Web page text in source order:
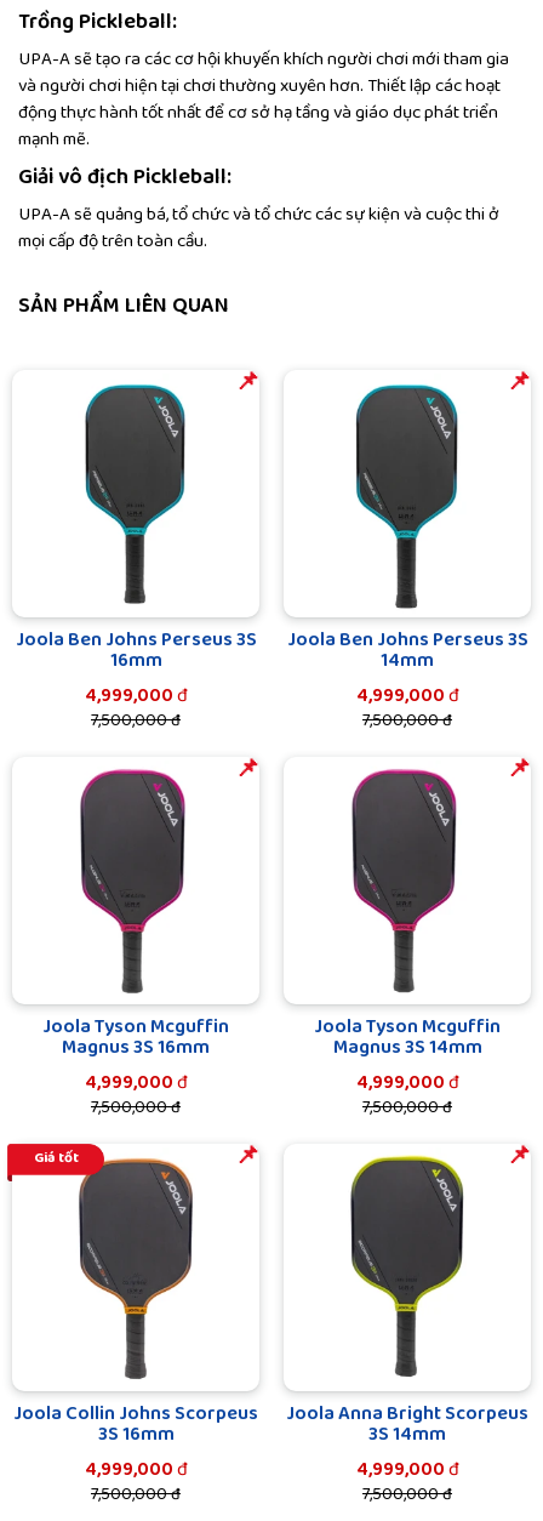
Trồng Pickleball:
UPA-A sẽ tạo ra các cơ hội khuyến khích người chơi mới tham gia
và người chơi hiện tại chơi thường xuyên hơn. Thiết lập các hoạt
động thực hành tốt nhất để cơ sở hạ tầng và giáo dục phát triển
mạnh mẽ.
Giải vô địch Pickleball:
UPA-A sẽ quảng bá, tổ chức và tổ chức các sự kiện và cuộc thi ở
mọi cấp độ trên toàn cầu.
SẢN PHẨM LIÊN QUAN
️️📌
Joola Ben Johns Perseus 3S
16mm
4,999,000đ
7,500,000 đ
️️📌
Joola Ben Johns Perseus 3S
14mm
4,999,000đ
7,500,000 đ
️️📌
Joola Tyson Mcguffin
Magnus 3S 16mm
4,999,000đ
7,500,000 đ
️️📌
Joola Tyson Mcguffin
Magnus 3S 14mm
4,999,000đ
7,500,000 đ
️️📌
Giá tốt
Joola Collin Johns Scorpeus
3S 16mm
4,999,000đ
7,500,000 đ
️️📌
Joola Anna Bright Scorpeus
3S 14mm
4,999,000đ
7,500,000 đ